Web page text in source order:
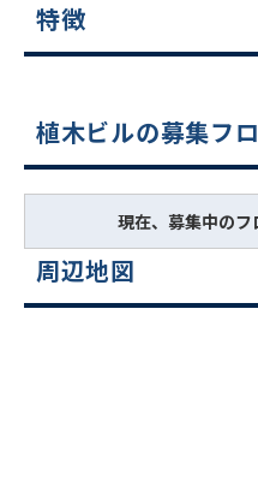
特徴
植木ビルの募集フ
現在、募集中のフ
周辺地図